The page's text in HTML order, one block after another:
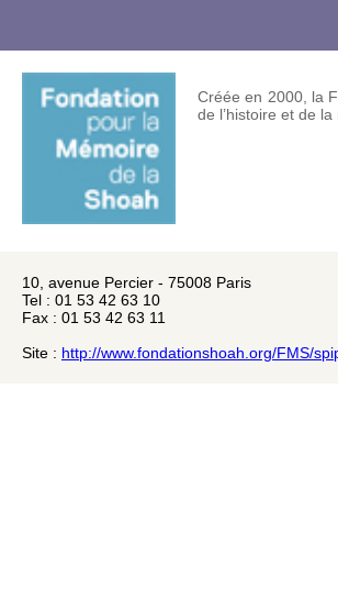
Créée en 2000, la
de l’histoire et de
10, avenue Percier - 75008 Paris
Tel : 01 53 42 63 10
Fax : 01 53 42 63 11
Site : http://www.fondationshoah.org/FMS/